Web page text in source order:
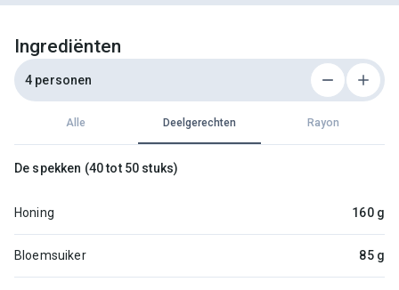
Ingrediënten
4 personen
Alle Deelgerechten Rayon
De spekken (40 tot 50 stuks)
Honing 160 g
Bloemsuiker 85 g